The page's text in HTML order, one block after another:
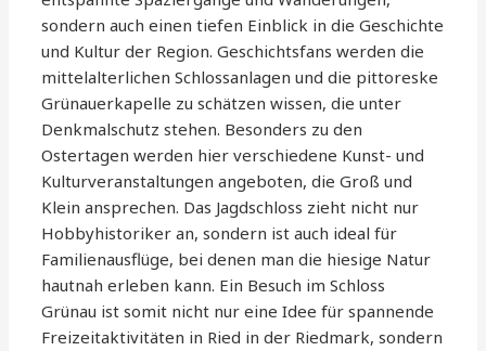
sondern auch einen tiefen Einblick in die Geschichte
und Kultur der Region. Geschichtsfans werden die
mittelalterlichen Schlossanlagen und die pittoreske
Grünauerkapelle zu schätzen wissen, die unter
Denkmalschutz stehen. Besonders zu den
Ostertagen werden hier verschiedene Kunst- und
Kulturveranstaltungen angeboten, die Groß und
Klein ansprechen. Das Jagdschloss zieht nicht nur
Hobbyhistoriker an, sondern ist auch ideal für
Familienausflüge, bei denen man die hiesige Natur
hautnah erleben kann. Ein Besuch im Schloss
Grünau ist somit nicht nur eine Idee für spannende
Freizeitaktivitäten in Ried in der Riedmark, sondern